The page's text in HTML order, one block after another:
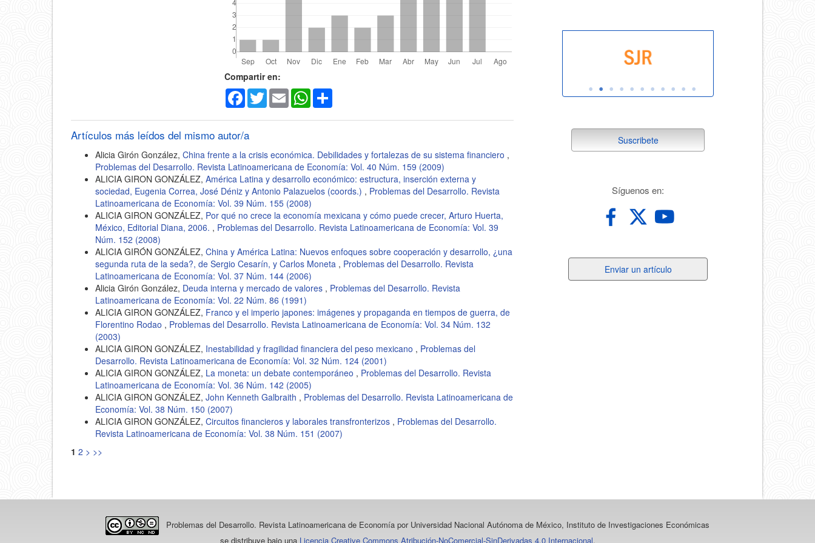
Detalles
del
artículo
Compartir en:
Facebook
TwitterEmail WhatsApp
Artículos más leídos del mismo autor/a
Alicia Girón González, China frente a la crisis económica. Debilidades y fortalezas de su sistema financiero ,
Problemas del Desarrollo. Revista Latinoamericana de Economía: Vol. 40 Núm. 159 (2009)
ALICIA GIRON GONZÁLEZ, América Latina y desarrollo económico: estructura, inserción externa y
sociedad, Eugenia Correa, José Déniz y Antonio Palazuelos (coords.) , Problemas del Desarrollo. Revista
Latinoamericana de Economía: Vol. 39 Núm. 155 (2008)
ALICIA GIRON GONZÁLEZ, Por qué no crece la economía mexicana y cómo puede crecer, Arturo Huerta,
México, Editorial Diana, 2006. , Problemas del Desarrollo. Revista Latinoamericana de Economía: Vol. 39
Núm. 152 (2008)
ALICIA GIRÓN GONZÁLEZ, China y América Latina: Nuevos enfoques sobre cooperación y desarrollo, ¿una
segunda ruta de la seda?, de Sergio Cesarín, y Carlos Moneta , Problemas del Desarrollo. Revista
Latinoamericana de Economía: Vol. 37 Núm. 144 (2006)
Alicia Girón González, Deuda interna y mercado de valores , Problemas del Desarrollo. Revista
Latinoamericana de Economía: Vol. 22 Núm. 86 (1991)
ALICIA GIRON GONZÁLEZ, Franco y el imperio japones: imágenes y propaganda en tiempos de guerra, de
Florentino Rodao , Problemas del Desarrollo. Revista Latinoamericana de Economía: Vol. 34 Núm. 132
(2003)
ALICIA GIRON GONZÁLEZ, Inestabilidad y fragilidad financiera del peso mexicano , Problemas del
Desarrollo. Revista Latinoamericana de Economía: Vol. 32 Núm. 124 (2001)
ALICIA GIRON GONZÁLEZ, La moneta: un debate contemporáneo , Problemas del Desarrollo. Revista
Latinoamericana de Economía: Vol. 36 Núm. 142 (2005)
ALICIA GIRON GONZÁLEZ, John Kenneth Galbraith , Problemas del Desarrollo. Revista Latinoamericana de
Economía: Vol. 38 Núm. 150 (2007)
ALICIA GIRON GONZÁLEZ, Circuitos financieros y laborales transfronterizos , Problemas del Desarrollo.
Revista Latinoamericana de Economía: Vol. 38 Núm. 151 (2007)
1 2 > >>
suscribete
Suscribete
Síguenos en:
un
Enviar un artículo
Problemas del Desarrollo. Revista Latinoamericana de Economía por Universidad Nacional Autónoma de México, Instituto de Investigaciones Económicas
se distribuye bajo una Licencia Creative Commons Atribución-NoComercial-SinDerivadas 4.0 Internacional.